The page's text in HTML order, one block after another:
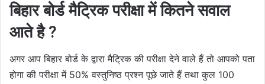
बिहार बोर्ड मैट्रिक परीक्षा में कितने सवाल
आते है ?
अगर आप बिहार बोर्ड के द्वारा मैट्रिक की परीक्षा देने वाले हैं तो आपको पता
होगा की परीक्षा में 50% वस्तुनिष्ठ प्रश्न पूछे जाते हैं तथा कुल 100